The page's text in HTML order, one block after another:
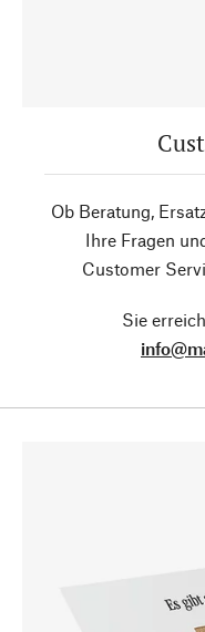
Ob Beratung,
Ihre Fragen
Customer
Sie